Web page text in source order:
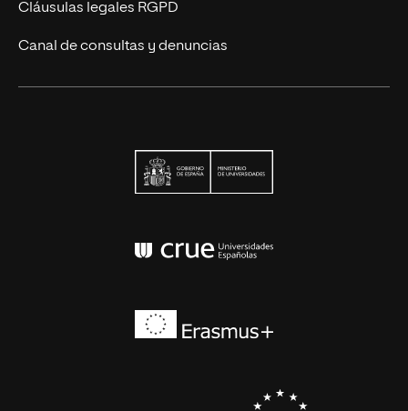
Cláusulas legales RGPD
Canal de consultas y denuncias